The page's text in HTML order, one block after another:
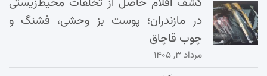
کشف اقلام حاصل از تخلفات محیط‌زیستی
در مازندران؛ پوست بز وحشی، فشنگ و
چوب قاچاق
مرداد ۳, ۱۴۰۵